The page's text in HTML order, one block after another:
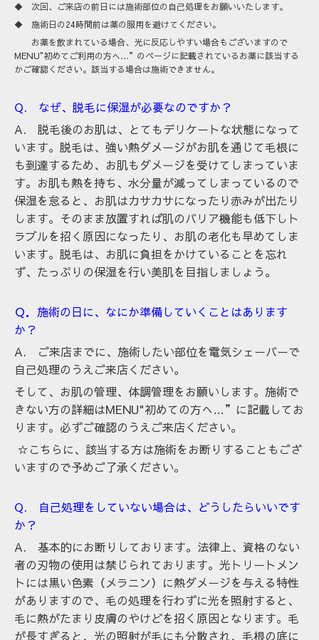
◆ 次回、ご来店の前日には施術部位の自己処理をお願いいたします。
◆ 施術日の24時間前は薬の服用を避けてください。
お薬を飲まれている場合、光に反応しやすい場合もございますので
MENU"初めてご利用の方へ…”のページに記載されているお薬に該当する
かご確認ください。該当する場合は施術できません。
Q. なぜ、脱毛に保湿が必要なのですか？
A. 脱毛後のお肌は、とてもデリケートな状態になって
います。脱毛は、強い熱ダメージがお肌を通じて毛根に
も到達するため、お肌もダメージを受けてしまっていま
す。お肌も熱を持ち、水分量が減ってしまっているので
保湿を怠ると、お肌はカサカサになったり赤みが出たり
します。そのまま放置すれば肌のバリア機能も低下しト
ラブルを招く原因になったり、お肌の老化も早めてしま
います。脱毛は、お肌に負担をかけていることを忘れ
ず、たっぷりの保湿を行い美肌を目指しましょう。
Ｑ．施術の日に、なにか準備していくことはあります
か？
A. ご来店までに、施術したい部位を電気シェーバーで
自己処理のうえご来店ください。
そして、お肌の管理、体調管理をお願いします。施術で
きない方の詳細はMENU"初めての方へ…”に記載してお
ります。必ずご確認のうえご来店ください。
☆こちらに、該当する方は施術をお断りすることもござ
いますので予めご了承ください。
Q. 自己処理をしていない場合は、どうしたらいいです
か？
A. 基本的にお断りしております。法律上、資格のない
者の刃物の使用は禁じられております。光トリートメン
トには黒い色素（メラニン）に熱ダメージを与える特性
がありますので、毛の処理を行わずに光を照射すると、
毛に熱がたまり皮膚のやけどを招く原因となります。毛
が長すぎると、光の照射が毛にも分散され、毛根の底に